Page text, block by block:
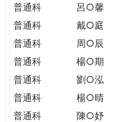
普通科
呂○馨
普通科
戴○庭
普通科
周○辰
普通科
楊○期
普通科
劉○泓
普通科
楊○晴
普通科
陳○妤